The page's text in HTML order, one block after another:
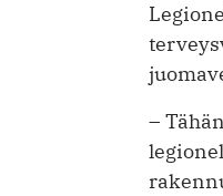
–